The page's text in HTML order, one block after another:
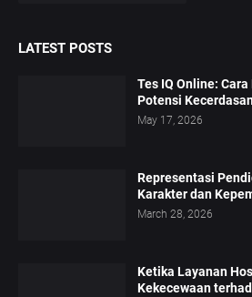
LATEST POSTS
Tes IQ Online:
Potensi
May 17, 2026
Representasi
Karakter dan
March 28, 2026
Ketika Layanan
Kekecewaan